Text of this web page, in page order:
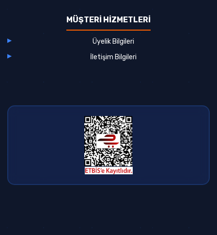
MÜŞTERİ HİZMETLERİ
Üyelik Bilgileri
İletişim Bilgileri